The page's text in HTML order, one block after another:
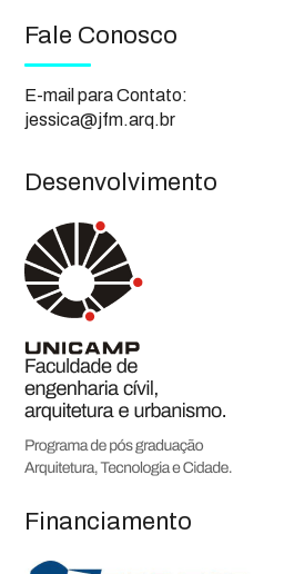
Fale Conosco
E-mail para Contato:
jessica@jfm.arq.br
Desenvolvimento
Financiamento